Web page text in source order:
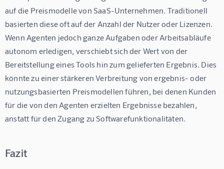
auf die Preismodelle von SaaS-Unternehmen. Traditionell
basierten diese oft auf der Anzahl der Nutzer oder Lizenzen.
Wenn Agenten jedoch ganze Aufgaben oder Arbeitsabläufe
autonom erledigen, verschiebt sich der Wert von der
Bereitstellung eines Tools hin zum gelieferten Ergebnis. Dies
könnte zu einer stärkeren Verbreitung von ergebnis- oder
nutzungsbasierten Preismodellen führen, bei denen Kunden
für die von den Agenten erzielten Ergebnisse bezahlen,
anstatt für den Zugang zu Softwarefunktionalitäten.
Fazit